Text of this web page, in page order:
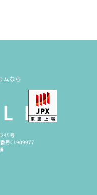
ムなら
245号
号C1909977